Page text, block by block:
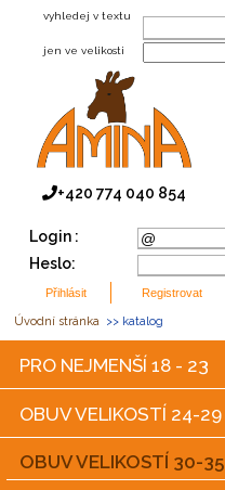
+420 774 040 854
vyhledej v textu
jen ve velikosti
Login :
Heslo:
Úvodní stránka >> katalog
PRO NEJMENŠÍ 18 - 23
OBUV VELIKOSTÍ 24-29
OBUV VELIKOSTÍ 30-35